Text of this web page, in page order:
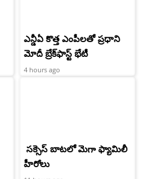
ఎన్డీఏ కొత్త ఎంపీలతో ప్రధాని
మోదీ బ్రేక్‌ఫాస్ట్ భేటీ
4 hours ago
సక్సెస్ బాటలో మెగా ఫ్యామిలీ
హీరోలు